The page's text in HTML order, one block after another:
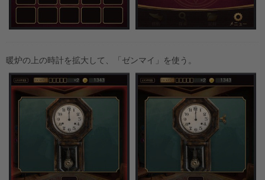
暖炉の上の時計を拡大して、「ゼンマイ」を使う。